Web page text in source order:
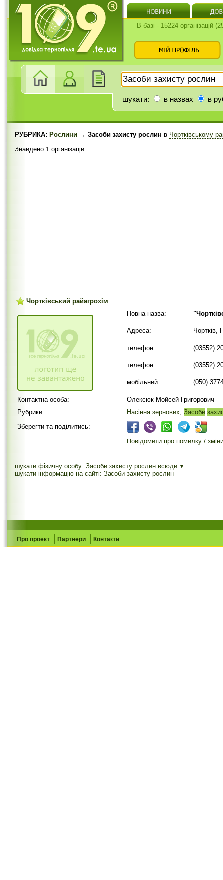
В базі - 15224 організацій
шукати: в назвах в
РУБРИКА: Рослини → Засоби захисту рослин в Чортківському
Знайдено 1 організацій:
Чортківський райагрохім
Повна назва:
Адреса: Чортків,
телефон: (03552)
телефон: (03552)
мобільний: (050)
Контактна особа:
Олексюк Мойсей Григорович
Рубрики:
Насіння зернових, Засоби
Зберегти та поділитись:
Повідомити про помилку / зміни
шукати фізичну особу: Засоби захисту рослин всюди ▼
шукати інформацію на сайті: Засоби захисту рослин
Про проект Партнери Контакти